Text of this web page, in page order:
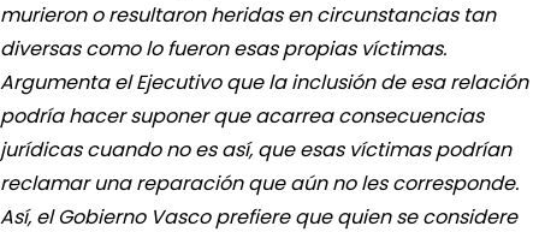
murieron o resultaron heridas en circunstancias tan
diversas como lo fueron esas propias víctimas.
Argumenta el Ejecutivo que la inclusión de esa relación
podría hacer suponer que acarrea consecuencias
jurídicas cuando no es así, que esas víctimas podrían
reclamar una reparación que aún no les corresponde.
Así, el Gobierno Vasco prefiere que quien se considere